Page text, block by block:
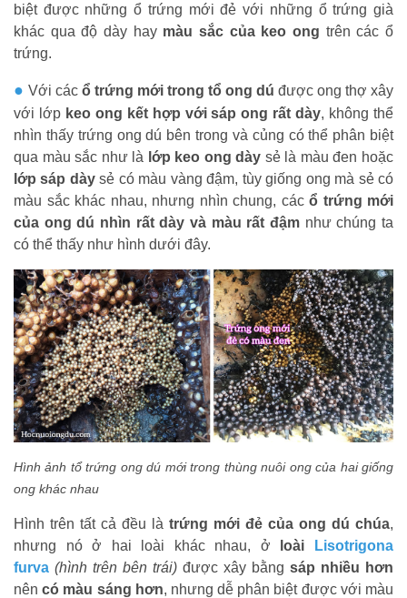
biệt được những ổ trứng mới đẻ với những ổ trứng già
khác qua độ dày hay màu sắc của keo ong trên các ổ
trứng.
● Với các ổ trứng mới trong tổ ong dú được ong thợ xây
với lớp keo ong kết hợp với sáp ong rất dày, không thể
nhìn thấy trứng ong dú bên trong và củng có thể phân biệt
qua màu sắc như là lớp keo ong dày sẻ là màu đen hoặc
lớp sáp dàysẻ có màu vàng đậm, tùy giống ong mà sẻ có
màu sắc khác nhau, nhưng nhìn chung, các ổ trứng mới
của ong dú nhìn rất dày và màu rất đậm như chúng ta
có thể thấy như hình dưới đây.
Hình ảnh tổ trứng ong dú mới trong thùng nuôi ong của hai giống
ong khác nhau
Hình trên tất cả đều là trứng mới đẻ của ong dú chúa,
nhưng nó ở hai loài khác nhau, ở
loài
Lisotrigona
furva (hình trên bên trái) được xây bằng sáp nhiều hơn
nêncó màu sáng hơn, nhưng dễ phân biệt được với màu